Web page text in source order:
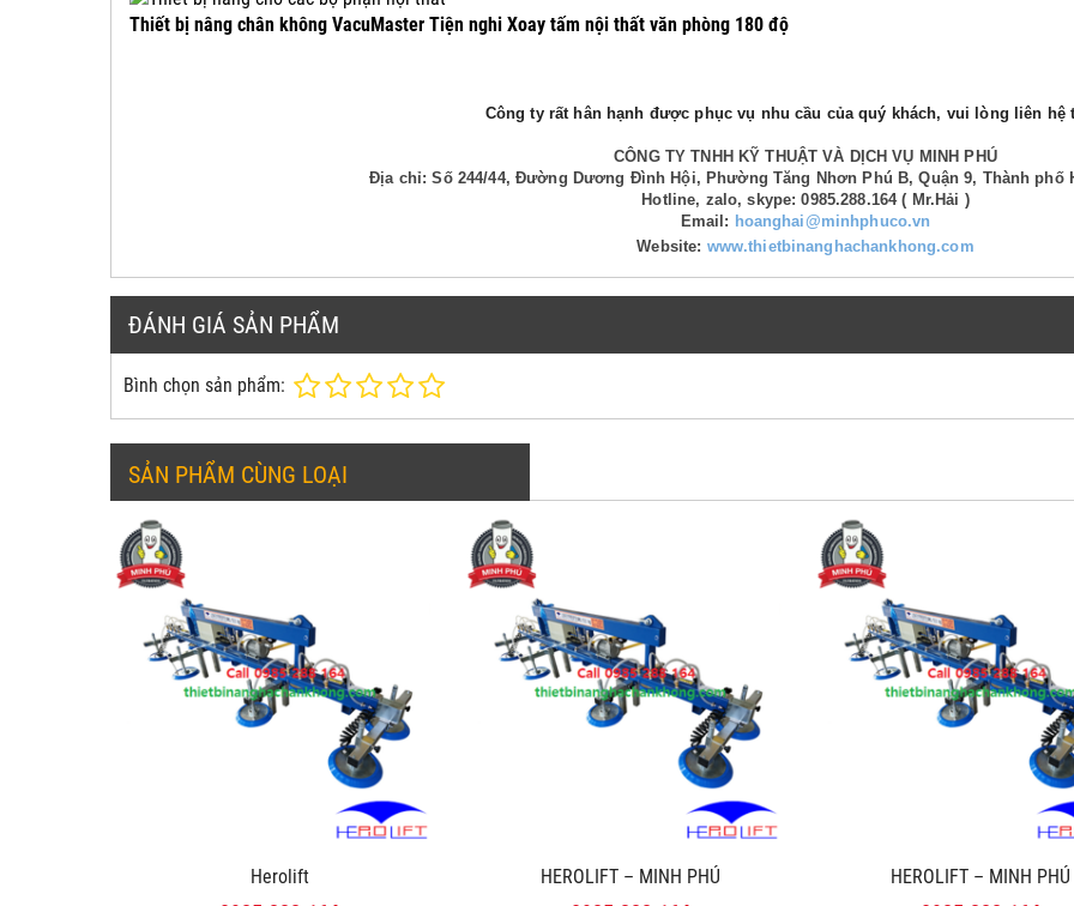
Thiết bị nâng chân không VacuMaster Tiện nghi Xoay tấm nội thất văn phòng 180 độ
Công ty rất hân hạnh được phục vụ nhu cầu của quý khách, vui lòng liên hệ
CÔNG TY TNHH KỸ THUẬT VÀ DỊCH VỤ MINH PHÚ
Địa chỉ: Số 244/44, Đường Dương Đình Hội, Phường Tăng Nhơn Phú B, Quận 9, Thành phố
Hotline, zalo, skype: 0985.288.164 ( Mr.Hải )
Email: hoanghai@minhphuco.vn
Website: www.thietbinanghachankhong.com
ĐÁNH GIÁ SẢN PHẨM
Bình chọn sản phẩm:
SẢN PHẨM CÙNG LOẠI
Herolift HEROLIFT – MINH PHÚ HEROLIFT – MINH PHÚ